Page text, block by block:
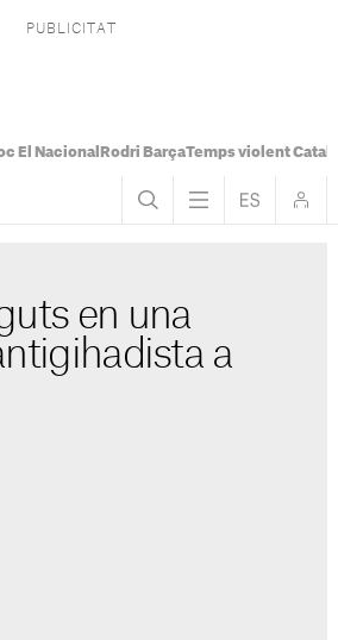
El Nacional Rodri BarçaTemps violent
en una
a